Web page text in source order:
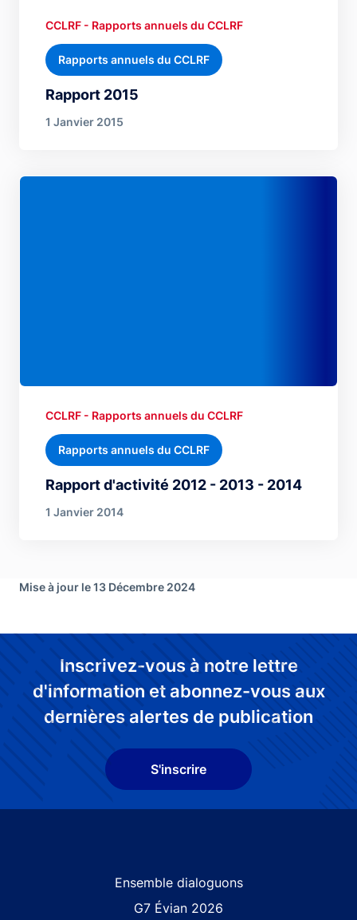
Rapport 2015
CCLRF - Rapports annuels du CCLRF
Rapports annuels du CCLRF
1 Janvier 2015
Rapport d'activité 2012 - 2013 - 2014
CCLRF - Rapports annuels du CCLRF
Rapports annuels du CCLRF
1 Janvier 2014
Mise à jour le 13 Décembre 2024
Inscrivez-vous à notre lettre
d'information et abonnez-vous aux
dernières alertes de publication
S'inscrire